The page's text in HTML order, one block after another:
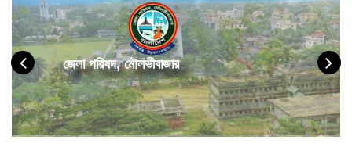
জেলা পরিষদ, মৌলভীবাজার